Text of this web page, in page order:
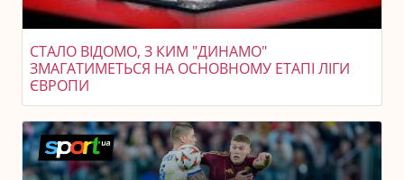
СТАЛО ВІДОМО, З КИМ "ДИНАМО"
ЗМАГАТИМЕТЬСЯ НА ОСНОВНОМУ ЕТАПІ ЛІГИ
ЄВРОПИ